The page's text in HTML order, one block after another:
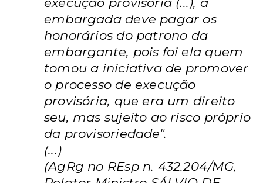
embargada deve pagar os
honorários do patrono da
embargante, pois foi ela quem
tomou a iniciativa de promover
o processo de execução
provisória, que era um direito
seu, mas sujeito ao risco próprio
da provisoriedade".
(...)
(AgRg no REsp n. 432.204/MG,